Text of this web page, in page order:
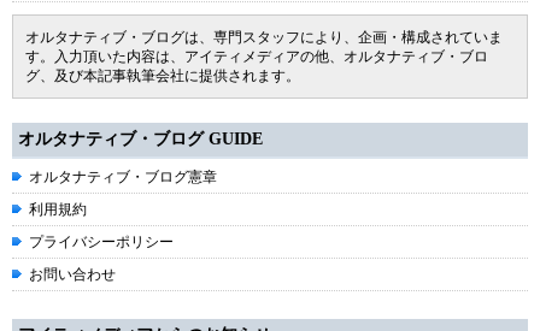
オルタナティブ・ブログは、専門スタッフにより、企画・構成されていま
す。入力頂いた内容は、アイティメディアの他、オルタナティブ・ブロ
グ、及び本記事執筆会社に提供されます。
オルタナティブ・ブログ GUIDE
オルタナティブ・ブログ憲章
利用規約
プライバシーポリシー
お問い合わせ